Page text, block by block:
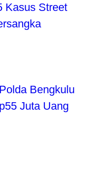
Kasus Street
Bengkulu
Juta Uang